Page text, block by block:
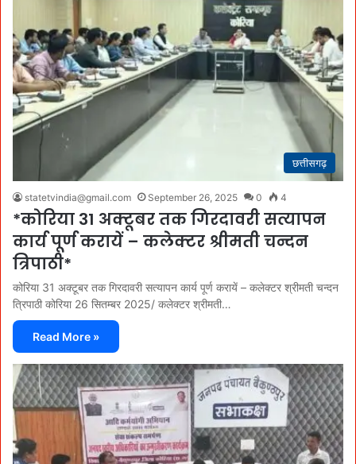
छत्तीसगढ़
statetvindia@gmail.com September 26, 2025 0 4
*कोरिया 31 अक्टूबर तक गिरदावरी सत्यापन
कार्य पूर्ण करायें – कलेक्टर श्रीमती चन्दन
त्रिपाठी*
कोरिया 31 अक्टूबर तक गिरदावरी सत्यापन कार्य पूर्ण करायें – कलेक्टर श्रीमती चन्दन
त्रिपाठी कोरिया 26 सितम्बर 2025/ कलेक्टर श्रीमती…
Read More »